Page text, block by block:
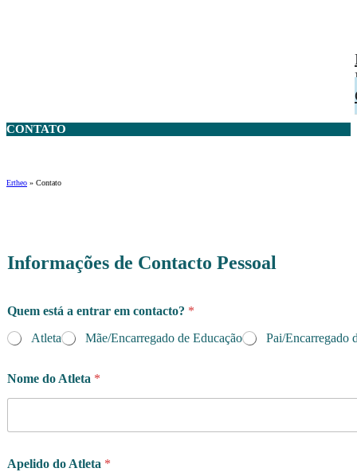
CONTATO
Ertheo » Contato
Informações de Contacto Pessoal
Quem está a entrar em contacto? *
Atleta
Mãe/Encarregado de Educação Pai/Encarregado
Nome do Atleta *
Apelido do Atleta *